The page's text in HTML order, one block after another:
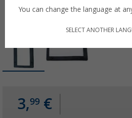
3,99 €
You can change the language at
SELECT ANOTHER